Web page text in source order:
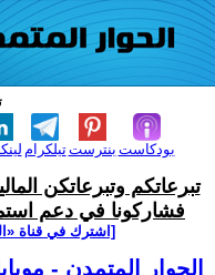
تيلكرامبنترست بودكاست
تبرعاتكم وتبرعاتكن
فشاركونا في دعم
[اشترك في قناة
الحوار المتمدن -